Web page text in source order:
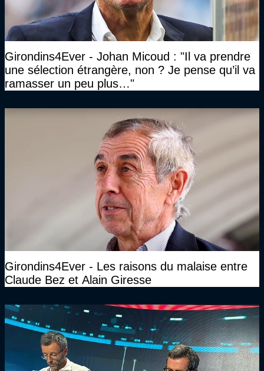
Girondins4Ever - Johan Micoud : "Il va prendre
une sélection étrangère, non ? Je pense qu’il va
ramasser un peu plus…"
Girondins4Ever - Les raisons du malaise entre
Claude Bez et Alain Giresse